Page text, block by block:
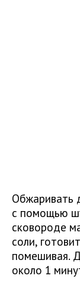
Обжаривать
с помощью
сковороде
соли,
помешивая.
около 1